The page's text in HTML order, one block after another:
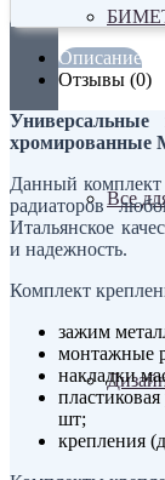
Все
Описание
Отзывы (0)
Универсальные
хромированные
Данный комплект
радиаторов
Итальянское
и надежность.
Комплект
зажим
монтажные
накладки
шт;
крепления